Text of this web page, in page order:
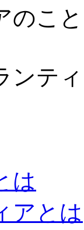
のこ
ンテ
は
アとは